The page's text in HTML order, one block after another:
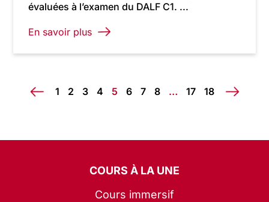
évaluées à l’examen du DALF C1. ...
En savoir plus
1 2 3 4 5 6 7 8 … 17 18
COURS À LA UNE
Cours immersif